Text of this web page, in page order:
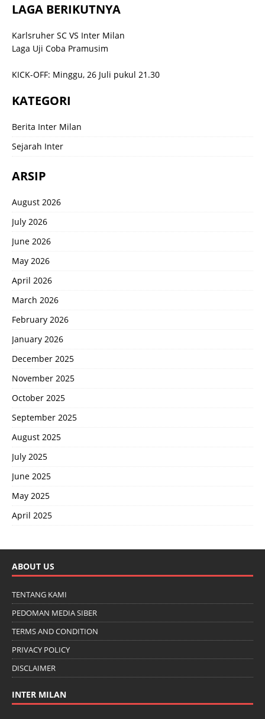
LAGA BERIKUTNYA
Karlsruher SC VS Inter Milan
Laga Uji Coba Pramusim
KICK-OFF: Minggu, 26 Juli pukul 21.30
KATEGORI
Berita Inter Milan
Sejarah Inter
ARSIP
August 2026
July 2026
June 2026
May 2026
April 2026
March 2026
February 2026
January 2026
December 2025
November 2025
October 2025
September 2025
August 2025
July 2025
June 2025
May 2025
April 2025
ABOUT US
TENTANG KAMI
PEDOMAN MEDIA SIBER
TERMS AND CONDITION
PRIVACY POLICY
DISCLAIMER
INTER MILAN